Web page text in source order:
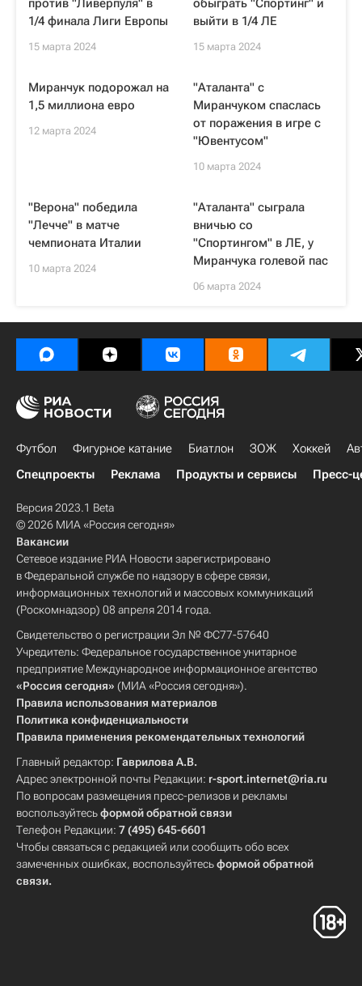
против "Ливерпуля" в
1/4 финала Лиги Европы
15 марта 2024
обыграть "Спортинг" и
выйти в 1/4 ЛЕ
15 марта 2024
Миранчук подорожал на
1,5 миллиона евро
12 марта 2024
"Аталанта" с
Миранчуком спаслась
от поражения в игре с
"Ювентусом"
10 марта 2024
"Верона" победила
"Лечче" в матче
чемпионата Италии
10 марта 2024
"Аталанта" сыграла
вничью со
"Спортингом" в ЛЕ, у
Миранчука голевой пас
06 марта 2024
Футбол Фигурное катание Биатлон ЗОЖ Хоккей
Спецпроекты
Реклама Продукты и сервисы Пресс-
Версия 2023.1 Beta
© 2026 МИА «Россия сегодня»
Вакансии
Сетевое издание РИА Новости зарегистрировано
в Федеральной службе по надзору в сфере связи,
информационных технологий и массовых коммуникаций
(Роскомнадзор) 08 апреля 2014 года.
Свидетельство о регистрации Эл № ФС77-57640
Учредитель: Федеральное государственное унитарное
предприятие Международное информационное агентство
«Россия сегодня» (МИА «Россия сегодня»).
Правила использования материалов
Политика конфиденциальности
Правила применения рекомендательных технологий
Главный редактор: Гаврилова А.В.
Адрес электронной почты Редакции: r-sport.internet@ria.ru
По вопросам размещения пресс-релизов и рекламы
воспользуйтесьформой обратной связи
Телефон Редакции: 7 (495) 645-6601
Чтобы связаться с редакцией или сообщить обо всех
замеченных ошибках, воспользуйтесьформой обратной
связи.